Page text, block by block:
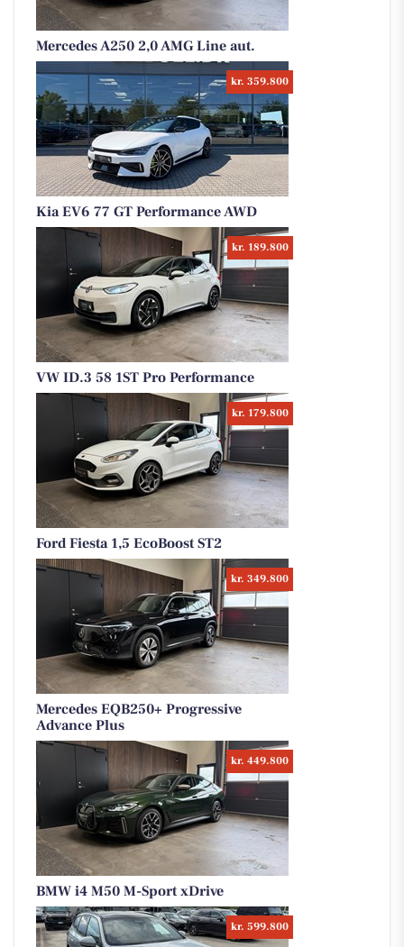
Mercedes A250 2,0 AMG Line aut.
kr. 359.800
Kia EV6 77 GT Performance AWD
kr. 189.800
VW ID.3 58 1ST Pro Performance
kr. 179.800
Ford Fiesta 1,5 EcoBoost ST2
kr. 349.800
Mercedes EQB250+ Progressive
Advance Plus
kr. 449.800
BMW i4 M50 M-Sport xDrive
kr. 599.800